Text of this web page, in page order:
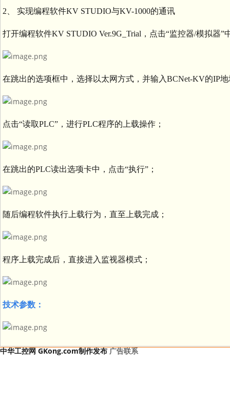
2、 实现编程软件KV STUDIO与KV-1000的通讯
打开编程软件KV STUDIO Ver.9G_Trial，点击“监控器/模拟器”
在跳出的选项框中，选择以太网方式，并输入BCNet-KV的IP
点击“读取PLC”，进行PLC程序的上载操作；
在跳出的PLC读出选项卡中，点击“执行”；
随后编程软件执行上载行为，直至上载完成；
程序上载完成后，直接进入监视器模式；
技术参数：
中华工控网 GKong.com制作发布广告联系